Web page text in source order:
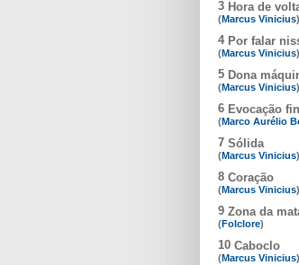
3 Hora de
(Marcus Vinicius)
4 Por falar
(Marcus Vinicius)
5 Dona
(Marcus Vinicius)
6 Evocação
(Marco Aurélio
7 Sólida
(Marcus Vinicius)
8 Coração
(Marcus Vinicius)
9 Zona da
(Folclore)
10 Caboclo
(Marcus Vinicius)